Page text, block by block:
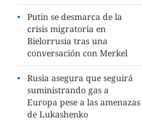
Putin se desmarca de la
crisis migratoria en
Bielorrusia tras una
conversación con Merkel
Rusia asegura que seguirá
suministrando gas a
Europa pese a las amenazas
de Lukashenko